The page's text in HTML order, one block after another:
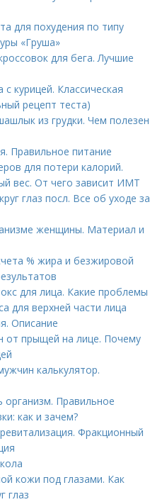
для похудения по типу
«Груша»
для бега. Лучшие
курицей. Классическая
рецепт теста)
из грудки. Чем полезен
Правильное питание
для потери калорий.
вес. От чего зависит ИМТ
глаз посл. Все об уходе за
женщины. Материал и
% жира и безжировой
для лица. Какие проблемы
для верхней части лица
Описание
от прыщей на лице. Почему
калькулятор.
организм. Правильное
как и зачем?
Фракционный
кожи под глазами. Как
глаз